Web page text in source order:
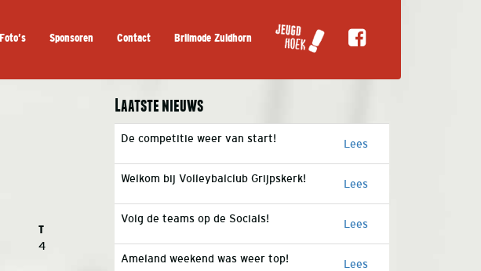
Foto’s Sponsoren Contact Brilmode Zuidhorn
T
4
Laatste nieuws
De competitie weer van start! Lees
Welkom bij Volleybalclub Grijpskerk! Lees
Volg de teams op de Socials! Lees
Ameland weekend was weer top! Lees